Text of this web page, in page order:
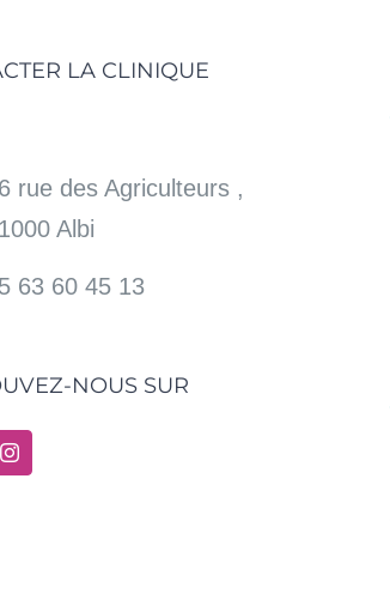
LA CLINIQUE
rue des Agriculteurs ,
Albi
63 60 45 13
NOUS SUR